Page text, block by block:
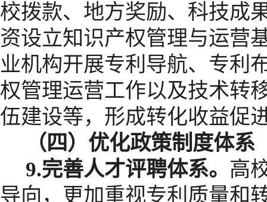
校拨款、地方奖励、科技成
资设立知识产权管理与运营
业机构开展专利导航、专利
权管理运营工作以及技术转
伍建设等，形成转化收益促
（四）优化政策制度体系
9.完善人才评聘体系。 高
导向，更加重视专利质量和